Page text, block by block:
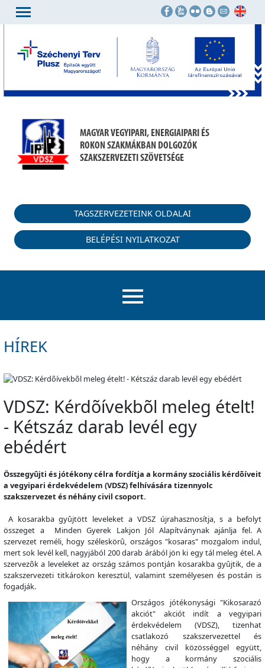
MAGYAR VEGYIPARI, ENERGIAIPARI ÉS
ROKON SZAKMÁKBAN DOLGOZÓK
SZAKSZERVEZETI SZÖVETSÉGE
TAGSZERVEZETEINK OLDALAI
BELÉPÉSI NYILATKOZAT
HÍREK
VDSZ: Kérdõívekbõl meleg ételt!
- Kétszáz darab levél egy
ebédért
Összegyûjti és jótékony célra fordítja a kormány szociális kérdõíveit
a vegyipari érdekvédelem (VDSZ) felhívására tizennyolc
szakszervezet és néhány civil csoport.
A kosarakba gyûjtött leveleket a VDSZ újrahasznosítja, s a befolyt
összeget a
Minden Gyerek Lakjon Jól Alapítványnak ajánlja fel. A
szervezet reméli, hogy széleskörû, országos "kosaras" mozgalom indul,
mert sok levél kell, nagyjából 200 darab árából jön ki egy tál meleg étel. A
szervezõk a leveleket az ország számos pontján kosarakba gyûjtik, de a
szakszervezeti titkárokon keresztül, valamint személyesen és postán is
fogadják.
Országos jótékonysági "Kikosarazó
akciót" akciót indít a vegyipari
érdekvédelem (VDSZ), tizenhat
csatlakozó szakszervezettel és
néhány civil közösséggel együtt,
hogy a kormány szociális